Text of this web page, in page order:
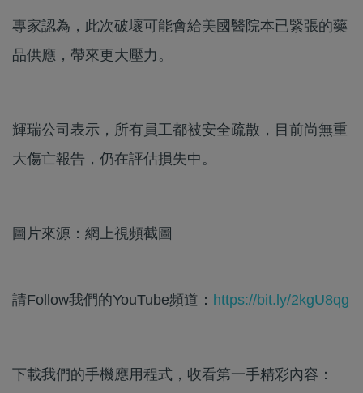
專家認為，此次破壞可能會給美國醫院本已緊張的藥
品供應，帶來更大壓力。
輝瑞公司表示，所有員工都被安全疏散，目前尚無重
大傷亡報告，仍在評估損失中。
圖片來源：網上視頻截圖
請Follow我們的YouTube頻道： https://bit.ly/2kgU8qg
下載我們的手機應用程式，收看第一手精彩內容：